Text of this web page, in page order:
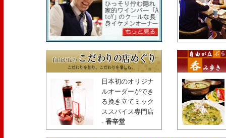
日本初のオリジナ
ルオーダーができ
る挽き立てミック
ススパイス専門店
- 香辛堂